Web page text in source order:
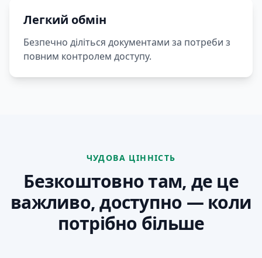
Легкий обмін
Безпечно діліться документами за потреби з
повним контролем доступу.
ЧУДОВА ЦІННІСТЬ
Безкоштовно там, де це
важливо, доступно — коли
потрібно більше